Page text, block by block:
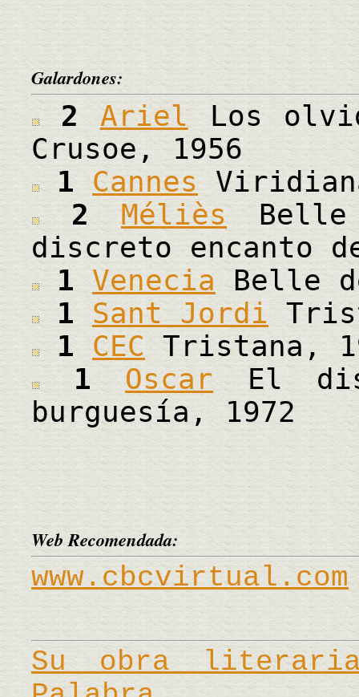
Galardones:
2ArielLos
Crusoe, 1956
1Cannes
2MélièsBelle
discreto encanto
1VeneciaBelle
1Sant Jordi
1CECTristana,
1OscarEl
burguesía, 1972
Web Recomendada:
www.cbcvirtual.com
Su obra